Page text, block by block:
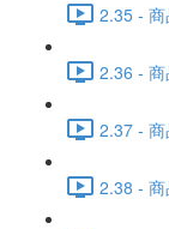
2.35 -
2.36 -
2.37 -
2.38 -